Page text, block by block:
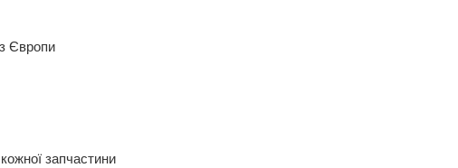
Європи
запчастини